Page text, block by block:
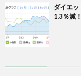
ダイエ
1.3％減！